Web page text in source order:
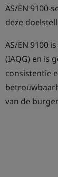
AS/EN
deze
AS/EN 9100
(IAQG) en is
consistentie
van de